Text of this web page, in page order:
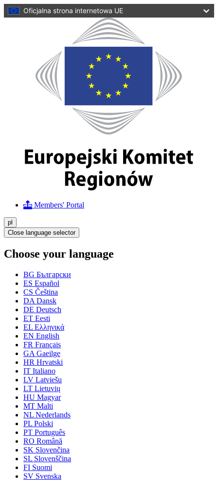
do
treści Oficjalna strona internetowa UE
Members' Portal
pl
Close language selector
Choose your language
BG Български
ES Español
CS Čeština
DA Dansk
DE Deutsch
ET Eesti
EL Ελληνικά
EN English
FR Français
GA Gaeilge
HR Hrvatski
IT Italiano
LV Latviešu
LT Lietuvių
HU Magyar
MT Malti
NL Nederlands
PL Polski
PT Português
RO Română
SK Slovenčina
SL Slovenščina
FI Suomi
SV Svenska